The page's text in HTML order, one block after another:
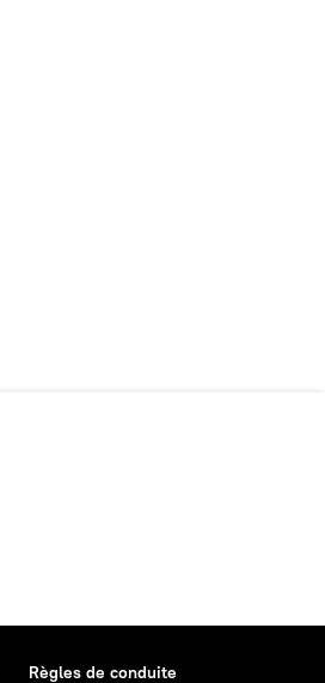
Règles de conduite